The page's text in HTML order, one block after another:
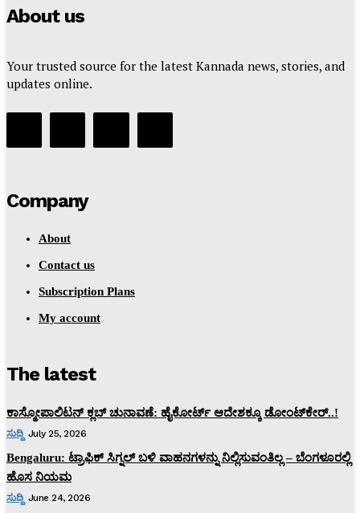
About us
Your trusted source for the latest Kannada news, stories, and
updates online.
Company
About
Contact us
Subscription Plans
My account
The latest
ಕಾಸ್ಮೋಪಾಲಿಟನ್‌ ಕ್ಲಬ್‌ ಚುನಾವಣೆ: ಹೈಕೋರ್ಟ್‌ ಆದೇಶಕ್ಕೂ ಡೋಂಟ್‌ಕೇರ್‌..!
ಸುದ್ದಿ July 25, 2026
Bengaluru: ಟ್ರಾಫಿಕ್‌ ಸಿಗ್ನಲ್‌ ಬಳಿ ವಾಹನಗಳನ್ನು ನಿಲ್ಲಿಸುವಂತಿಲ್ಲ – ಬೆಂಗಳೂರಲ್ಲಿ
ಹೊಸ ನಿಯಮ
ಸುದ್ದಿ June 24, 2026